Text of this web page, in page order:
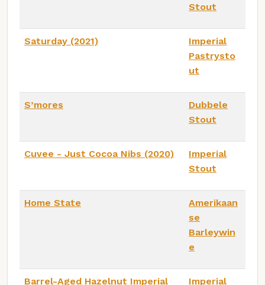
Stout
Saturday (2021)
Imperial
Pastrysto
ut
S’mores
Dubbele
Stout
Cuvee - Just Cocoa Nibs (2020)
Imperial
Stout
Home State
Amerikaan
se
Barleywin
e
Barrel-Aged Hazelnut Imperial
Imperial